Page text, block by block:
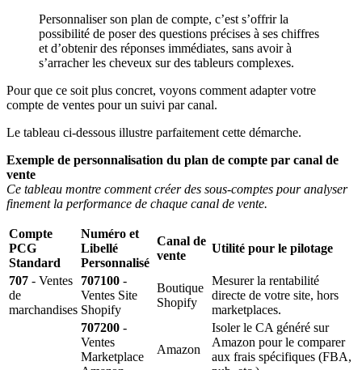
Personnaliser son plan de compte, c’est s’offrir la
possibilité de poser des questions précises à ses chiffres
et d’obtenir des réponses immédiates, sans avoir à
s’arracher les cheveux sur des tableurs complexes.
Pour que ce soit plus concret, voyons comment adapter votre
compte de ventes pour un suivi par canal.
Le tableau ci-dessous illustre parfaitement cette démarche.
Exemple de personnalisation du plan de compte par canal de
vente
Ce tableau montre comment créer des sous-comptes pour analyser
finement la performance de chaque canal de vente.
Compte
PCG
Standard
Numéro et
Libellé
Personnalisé
Canal de
vente
Utilité pour le pilotage
707 - Ventes
de
marchandises
707100 -
Ventes Site
Shopify
Boutique
Shopify
Mesurer la rentabilité
directe de votre site, hors
marketplaces.
707200 -
Ventes
Marketplace
Amazon
Isoler le CA généré sur
Amazon pour le comparer
aux frais spécifiques (FBA,